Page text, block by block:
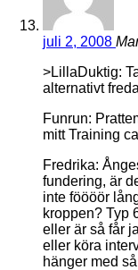
juli 2, 2008
>LillaDuktig:
alternativt
Funrun:
mitt Training
Fredrika:
fundering, är
inte föööör
kroppen? Typ
eller är så får
eller köra
hänger med